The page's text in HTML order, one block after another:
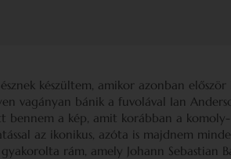
készültem, amikor azonban
vagányan bánik a fuvolával Ian
bennem a kép, amit korábban a
az ikonikus, azóta is majdnem
rám, amely Johann Sebastian